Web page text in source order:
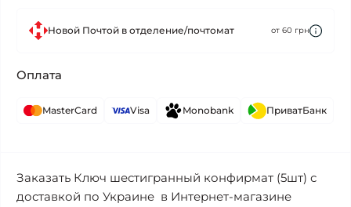
Новой Почтой в отделение/почтомат от 60 грн
Оплата
MasterCard Visa Monobank ПриватБанк
Заказать Ключ шестигранный конфирмат (5шт) с
доставкой по Украине в Интернет-магазине